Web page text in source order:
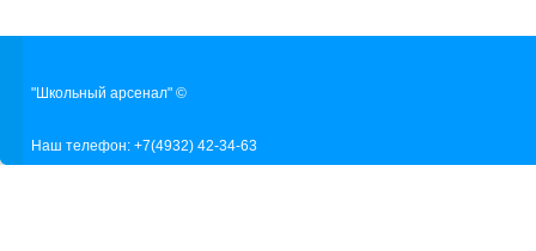
"Школьный арсенал" ©
Наш телефон: +7(4932) 42-34-63